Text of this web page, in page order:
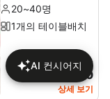
20~40명
1개의 테이블배치
1인당 예상가
₩ 46,170
상세 보기
AI 컨시어지